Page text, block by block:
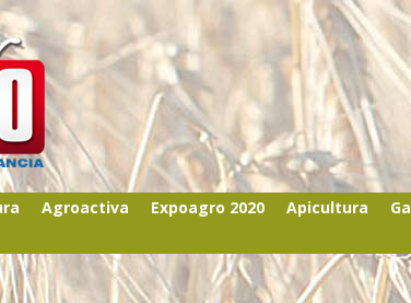
Agroactiva Expoagro 2020 Apicultura